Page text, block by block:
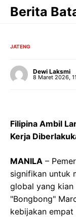
Langsung
Berita
JATENG
Dewi Laksmi
8 Maret 2026,
Filipina Ambil
Kerja
MANILA –
signifikan untuk
global yang kian
"Bongbong"
kebijakan